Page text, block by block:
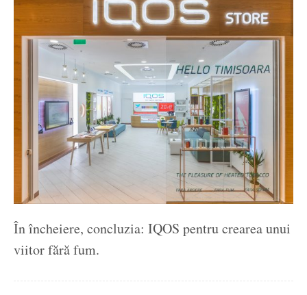
În încheiere, concluzia: IQOS pentru crearea unui
viitor fără fum.